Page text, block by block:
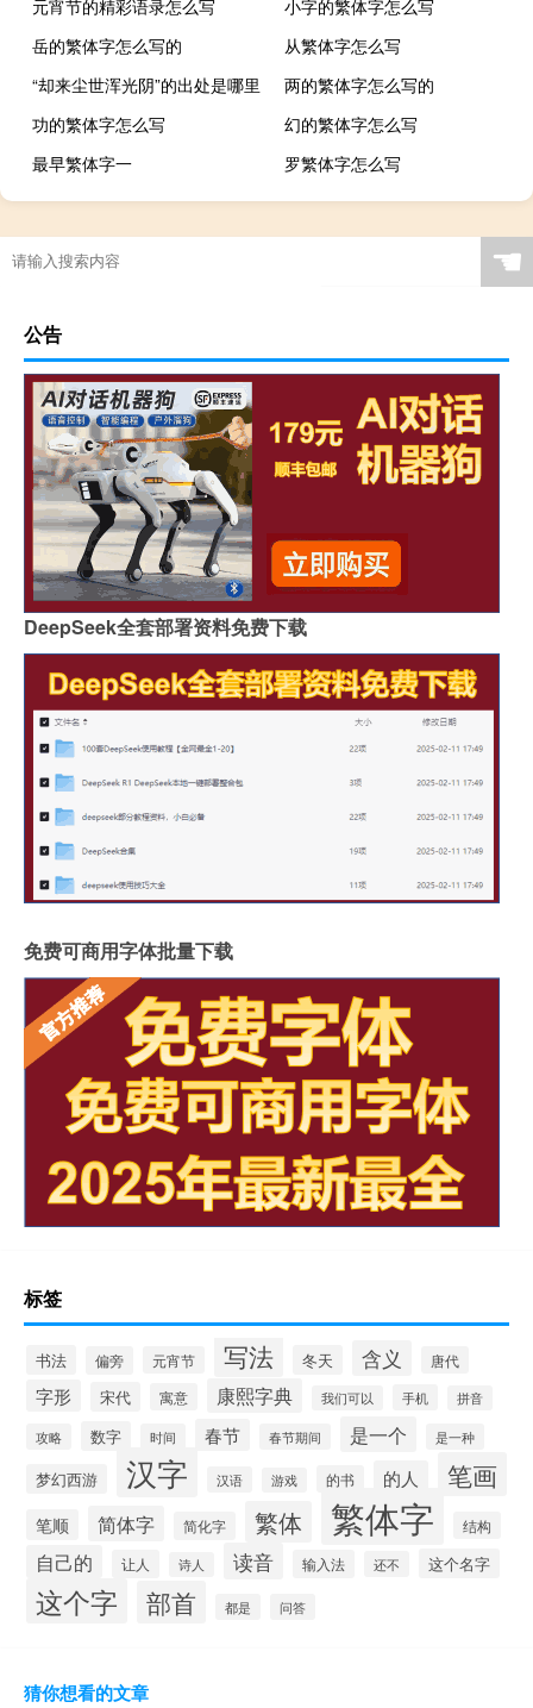
元宵节的精彩语录怎么写
小字的繁体字怎么写
岳的繁体字怎么写的
从繁体字怎么写
“却来尘世浑光阴”的出处是哪里
两的繁体字怎么写的
功的繁体字怎么写
幻的繁体字怎么写
最早繁体字一
罗繁体字怎么写
☚
公告
DeepSeek全套部署资料免费下载
免费可商用字体批量下载
标签
书法 偏旁 元宵节 写法 冬天 含义 唐代
字形 宋代 寓意 康熙字典 我们可以 手机 拼音
攻略 数字 时间 春节 春节期间 是一个 是一种
梦幻西游 汉字 汉语 游戏 的书 的人 笔画
笔顺 简体字 简化字 繁体 繁体字 结构
自己的 让人 诗人 读音 输入法 还不 这个名字
这个字 部首 都是 问答
猜你想看的文章